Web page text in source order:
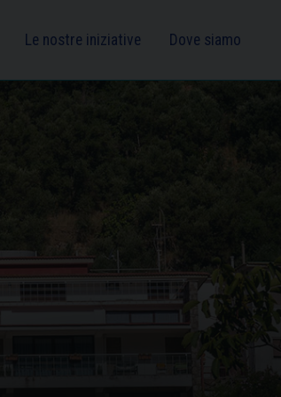
Le nostre iniziative Dove siamo